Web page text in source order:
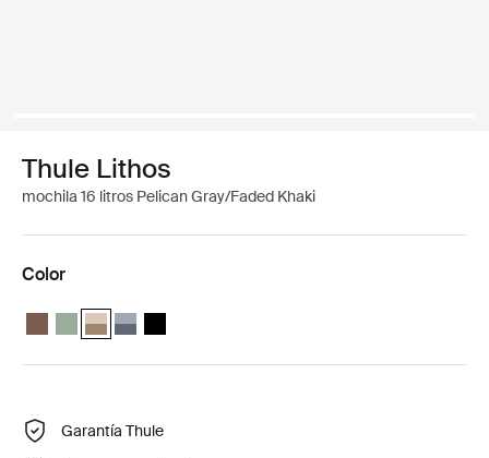
Thule Lithos
mochila 16 litros Pelican Gray/Faded Khaki
Color
Thule Lithos backpack 16L Marrón tenue
Thule Lithos backpack 16L Verde suave
Thule Lithos backpack 16L Gris pelícano/caqui claro
Thule Lithos backpack 16L Estanque/pizarra oscura
Thule Lithos backpack 16L Negro
Garantía Thule